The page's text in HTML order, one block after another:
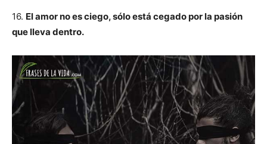
16. El amor no es ciego, sólo está cegado por la pasión
que lleva dentro.